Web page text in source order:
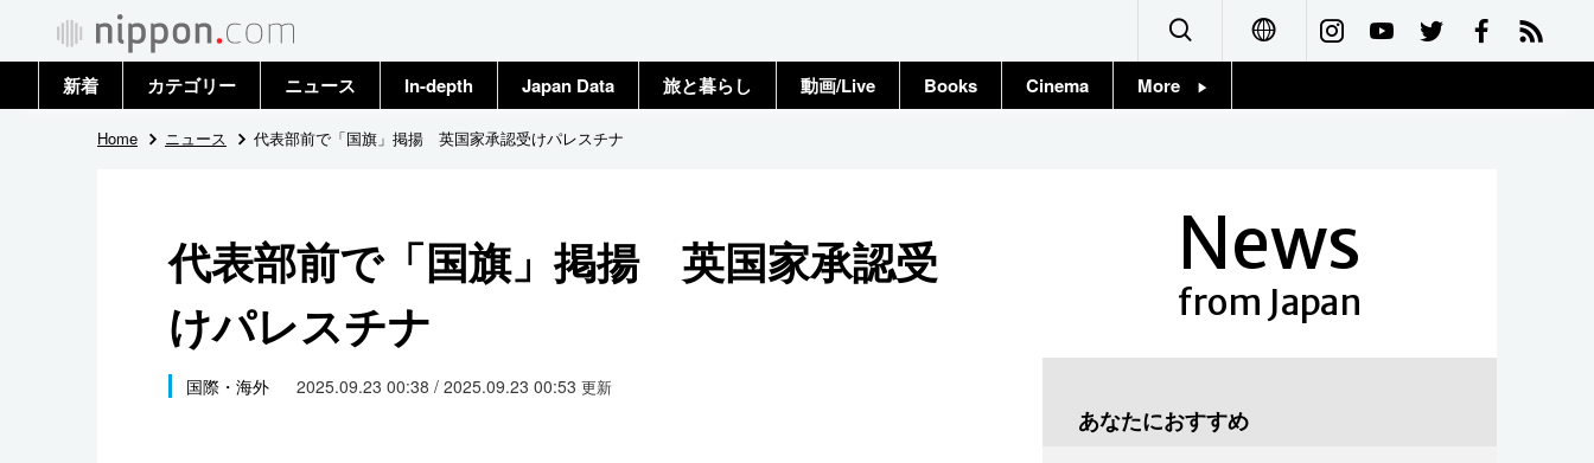
Français
新着 カテゴリー
政治・外交
国際
社会
文化
ニュース
トップ
In-depth Japan Data 旅と暮らし 動画/Live Books Cinema More
Home ニュース 代表部前で「国旗」掲揚 英国家承認受けパレスチナ
代表部前で「国旗」掲揚 英国家承認受
けパレスチナ
国際・海外 2025.09.23 00:38 / 2025.09.23 00:53 更新
News
from Japan
あなたにおすすめ